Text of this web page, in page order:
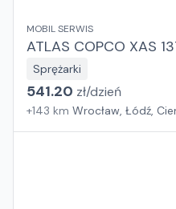
MOBIL SERWIS
ATLAS COPCO XAS
Sprężarki
541.20 zł/dzień
+143 km Wrocław, Łódź,